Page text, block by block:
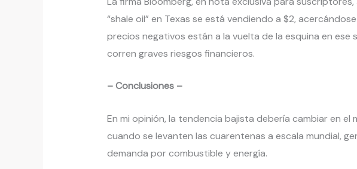
“shale oil” en Texas se está vendiendo a $2,
precios negativos están a la vuelta de la esquina en ese
corren graves riesgos financieros.
– Conclusiones –
En mi opinión, la tendencia bajista debería cambiar en el
cuando se levanten las cuarentenas a escala mundial,
demanda por combustible y energía.